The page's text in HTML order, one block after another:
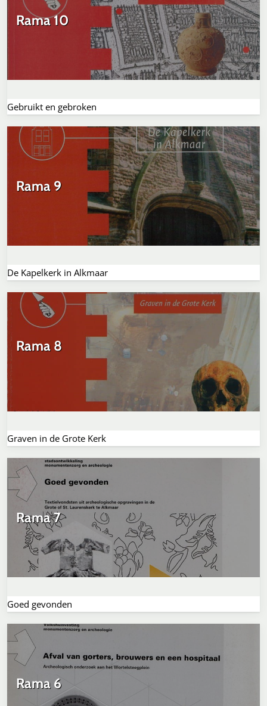
Rama 10
Gebruikt en gebroken
Rama 9
De Kapelkerk in Alkmaar
Rama 8
Graven in de Grote Kerk
Rama 7
Goed gevonden
Rama 6